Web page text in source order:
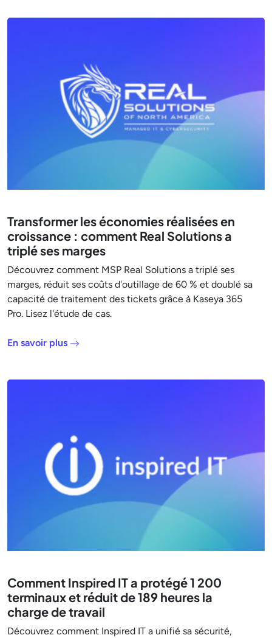
Transformer les économies réalisées en
croissance : comment Real Solutions a
triplé ses marges
Découvrez comment MSP Real Solutions a triplé ses
marges, réduit ses coûts d'outillage de 60 % et doublé sa
capacité de traitement des tickets grâce à Kaseya 365
Pro. Lisez l'étude de cas.
En savoir plus
Comment Inspired IT a protégé 1 200
terminaux et réduit de 189 heures la
charge de travail
Découvrez comment Inspired IT a unifié sa sécurité,